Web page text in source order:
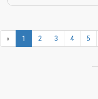
« 1 2 3 4 5